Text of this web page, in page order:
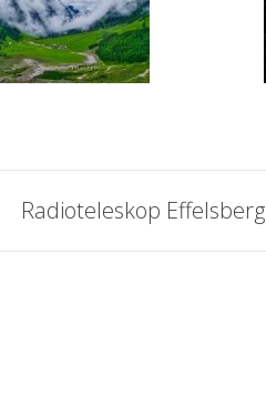
Radioteleskop Effelsberg